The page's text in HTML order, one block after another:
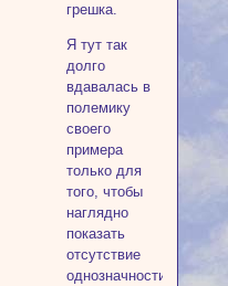
грешка.
Я тут так
долго
вдавалась в
полемику
своего
примера
только для
того, чтобы
наглядно
показать
отсутствие
однозначности